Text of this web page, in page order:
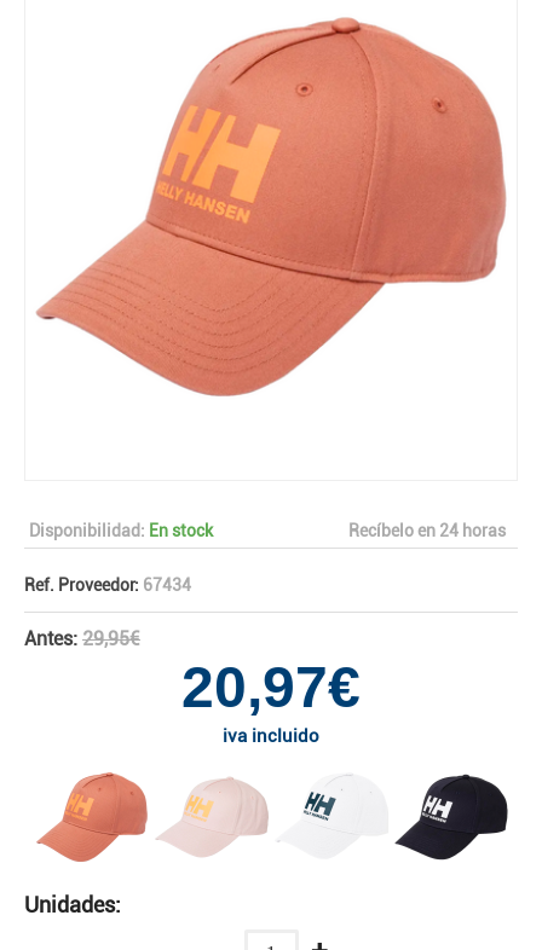
Disponibilidad: En stock Recíbelo en 24 horas
Ref. Proveedor: 67434
Antes: 29,95€
20,97€
iva incluido
Unidades: